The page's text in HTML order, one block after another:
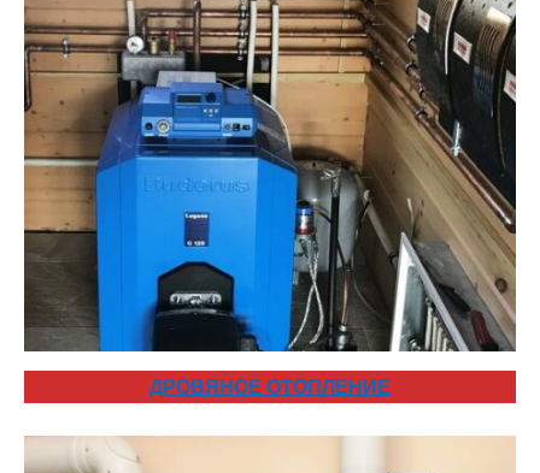
ДРОВЯНОЕ ОТОПЛЕНИЕ